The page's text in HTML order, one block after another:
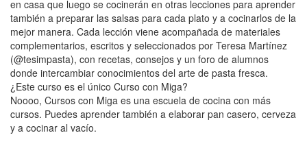
en casa que luego se cocinerán en otras lecciones para aprender
también a preparar las salsas para cada plato y a cocinarlos de la
mejor manera. Cada lección viene acompañada de materiales
complementarios, escritos y seleccionados por Teresa Martínez
(@tesimpasta), con recetas, consejos y un foro de alumnos
donde intercambiar conocimientos del arte de pasta fresca.
¿Este curso es el único Curso con Miga?
Noooo, Cursos con Miga es una escuela de cocina con más
cursos. Puedes aprender también a elaborar pan casero, cerveza
y a cocinar al vacío.